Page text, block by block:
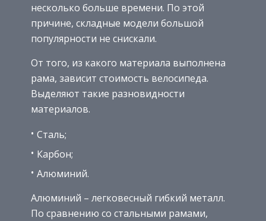
несколько больше времени. По этой
причине, складные модели большой
популярности не снискали.
От того, из какого материала выполнена
рама, зависит стоимость велосипеда.
Выделяют такие разновидности
материалов.
Сталь;
Карбон;
Алюминий.
Алюминий – легковесный гибкий металл.
По сравнению со стальными рамами,